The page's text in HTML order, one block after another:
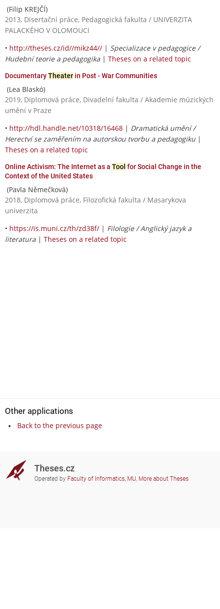
(Filip KREJČÍ)
2013, Disertační práce, Pedagogická fakulta / UNIVERZITA
PALACKÉHO V OLOMOUCI
• http://theses.cz/id//mikz44// | Specializace v pedagogice /
Hudební teorie a pedagogika | Theses on a related topic
DocumentaryTheater in Post - War Communities
(Lea Blaskó)
2019, Diplomová práce, Divadelní fakulta / Akademie múzických
umění v Praze
• http://hdl.handle.net/10318/16468 | Dramatická umění /
Herectví se zaměřením na autorskou tvorbu a pedagogiku |
Theses on a related topic
Online Activism: The Internet as a Tool for Social Change in the
Context of the United States
(Pavla Němečková)
2018, Diplomová práce, Filozofická fakulta / Masarykova
univerzita
• https://is.muni.cz/th/zd38f/ | Filologie / Anglický jazyk a
literatura | Theses on a related topic
Other applications
Back to the previous page
Theses.cz
Operated by Faculty of Informatics, MU, More about Theses